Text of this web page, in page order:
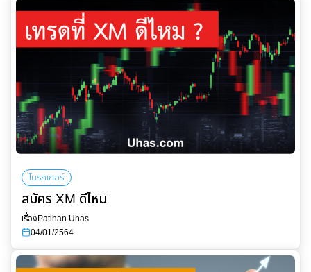
โบรกเกอร์
สมัคร XM ดีไหม
เรื่องPatihan Uhas
04/01/2564